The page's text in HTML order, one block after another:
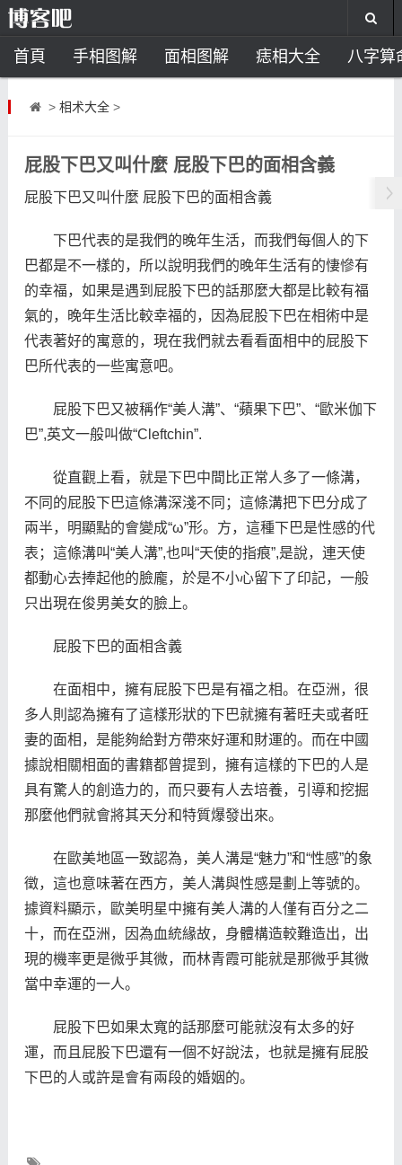
首頁 手相图解 面相图解 痣相大全 八字算
风水开运 助运饰品
> 相术大全>
屁股下巴又叫什麼 屁股下巴的面相含義
屁股下巴又叫什麼 屁股下巴的面相含義
下巴代表的是我們的晚年生活，而我們每個人的下
巴都是不一樣的，所以說明我們的晚年生活有的悽慘有
的幸福，如果是遇到屁股下巴的話那麼大都是比較有福
氣的，晚年生活比較幸福的，因為屁股下巴在相術中是
代表著好的寓意的，現在我們就去看看面相中的屁股下
巴所代表的一些寓意吧。
屁股下巴又被稱作“美人溝”、“蘋果下巴”、“歐米伽下
巴”,英文一般叫做“Cleftchin”.
從直觀上看，就是下巴中間比正常人多了一條溝，
不同的屁股下巴這條溝深淺不同；這條溝把下巴分成了
兩半，明顯點的會變成“ω”形。方，這種下巴是性感的代
表；這條溝叫“美人溝”,也叫“天使的指痕”,是說，連天使
都動心去捧起他的臉龐，於是不小心留下了印記，一般
只出現在俊男美女的臉上。
屁股下巴的面相含義
在面相中，擁有屁股下巴是有福之相。在亞洲，很
多人則認為擁有了這樣形狀的下巴就擁有著旺夫或者旺
妻的面相，是能夠給對方帶來好運和財運的。而在中國
據說相關相面的書籍都曾提到，擁有這樣的下巴的人是
具有驚人的創造力的，而只要有人去培養，引導和挖掘
那麼他們就會將其天分和特質爆發出來。
在歐美地區一致認為，美人溝是“魅力”和“性感”的象
徵，這也意味著在西方，美人溝與性感是劃上等號的。
據資料顯示，歐美明星中擁有美人溝的人僅有百分之二
十，而在亞洲，因為血統緣故，身體構造較難造出，出
現的機率更是微乎其微，而林青霞可能就是那微乎其微
當中幸運的一人。
屁股下巴如果太寬的話那麼可能就沒有太多的好
運，而且屁股下巴還有一個不好說法，也就是擁有屁股
下巴的人或許是會有兩段的婚姻的。